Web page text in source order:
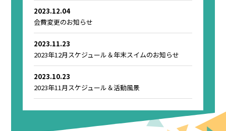
2023.12.04
会費変更のお知らせ
2023.11.23
2023年12月スケジュール＆年末スイムのお知らせ
2023.10.23
2023年11月スケジュール＆活動風景